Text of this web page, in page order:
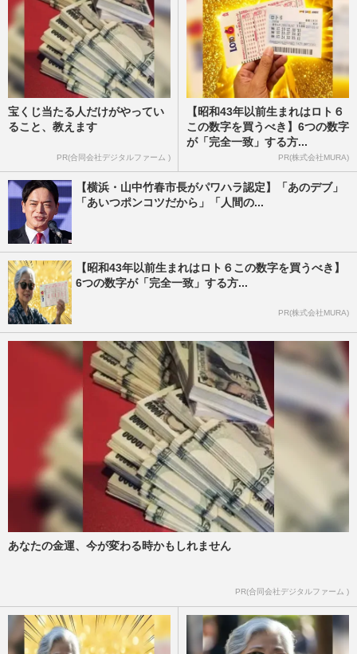
宝くじ当たる人だけがやってい
ること、教えます
PR(合同会社デジタルファーム )
【昭和43年以前生まれはロト６
この数字を買うべき】6つの数字
が「完全一致」する方...
PR(株式会社MURA)
【横浜・山中竹春市長がパワハラ認定】「あのデブ」
「あいつポンコツだから」「人間の...
【昭和43年以前生まれはロト６この数字を買うべき】
6つの数字が「完全一致」する方...
PR(株式会社MURA)
あなたの金運、今が変わる時かもしれません
PR(合同会社デジタルファーム )